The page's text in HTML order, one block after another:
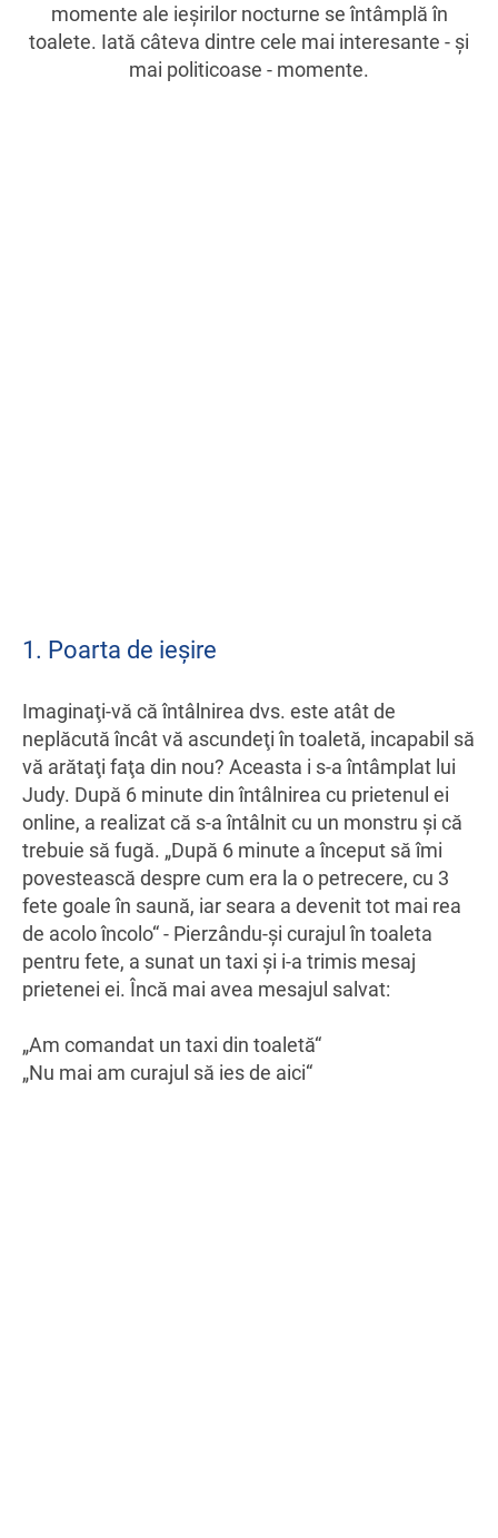
momente ale ieşirilor nocturne se întâmplă în
toalete. Iată câteva dintre cele mai interesante - şi
mai politicoase - momente.
1. Poarta de ieşire
Imaginaţi-vă că întâlnirea dvs. este atât de
neplăcută încât vă ascundeţi în toaletă, incapabil să
vă arătaţi faţa din nou? Aceasta i s-a întâmplat lui
Judy. După 6 minute din întâlnirea cu prietenul ei
online, a realizat că s-a întâlnit cu un monstru şi că
trebuie să fugă. „După 6 minute a început să îmi
povestească despre cum era la o petrecere, cu 3
fete goale în saună, iar seara a devenit tot mai rea
de acolo încolo“ - Pierzându-şi curajul în toaleta
pentru fete, a sunat un taxi şi i-a trimis mesaj
prietenei ei. Încă mai avea mesajul salvat:
„Am comandat un taxi din toaletă“
„Nu mai am curajul să ies de aici“